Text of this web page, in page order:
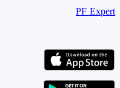
PF Expert